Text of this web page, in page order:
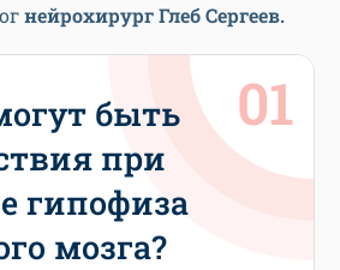
нейрохирург Глеб Сергеев.
быть
при
гипофиза
мозга?